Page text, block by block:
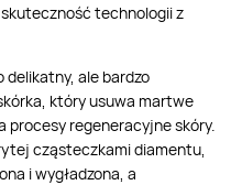
technologii z
ale bardzo
który usuwa martwe
procesy regeneracyjne skóry.
cząsteczkami diamentu,
i wygładzona, a